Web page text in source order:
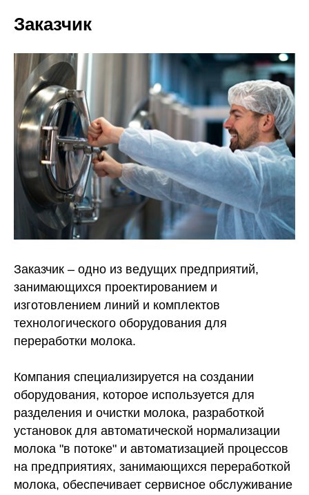
Заказчик
Заказчик – одно из ведущих предприятий,
занимающихся проектированием и
изготовлением линий и комплектов
технологического оборудования для
переработки молока.
Компания специализируется на создании
оборудования, которое используется для
разделения и очистки молока, разработкой
установок для автоматической нормализации
молока "в потоке" и автоматизацией процессов
на предприятиях, занимающихся переработкой
молока, обеспечивает сервисное обслуживание